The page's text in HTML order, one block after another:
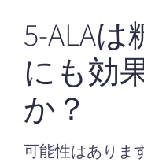
5-ALA
にも効
か？
可能性はありま